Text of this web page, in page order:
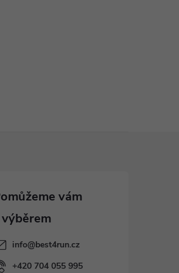
info@best4run.cz
+420 704 055 995